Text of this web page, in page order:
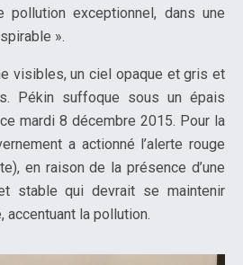
pollution exceptionnel, dans une
».
visibles, un ciel opaque et gris et
Pékin suffoque sous un épais
mardi 8 décembre 2015. Pour la
a actionné l’alerte rouge
en raison de la présence d’une
stable qui devrait se maintenir
accentuant la pollution.